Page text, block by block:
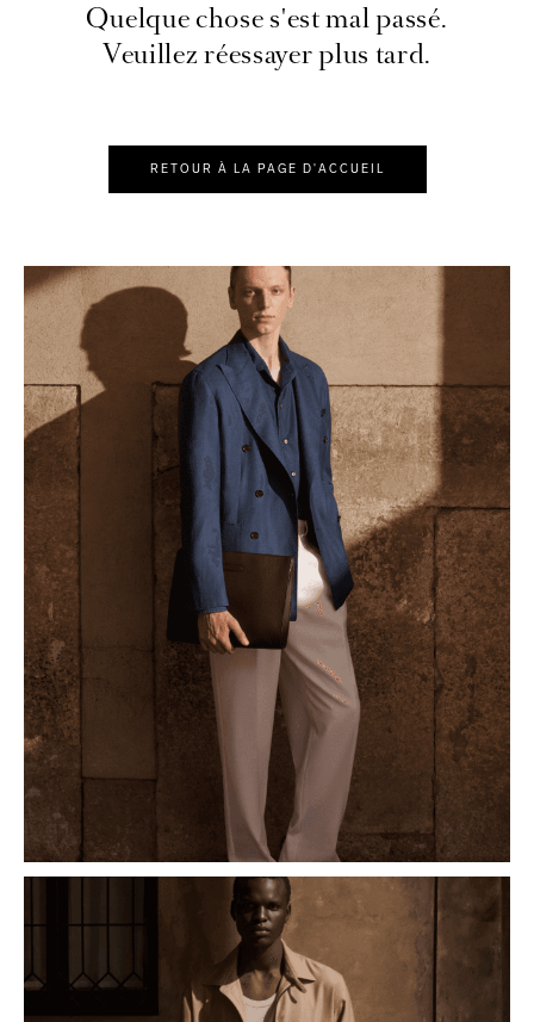
Quelque chose s'est mal passé.
Veuillez réessayer plus tard.
RETOUR À LA PAGE D'ACCUEIL